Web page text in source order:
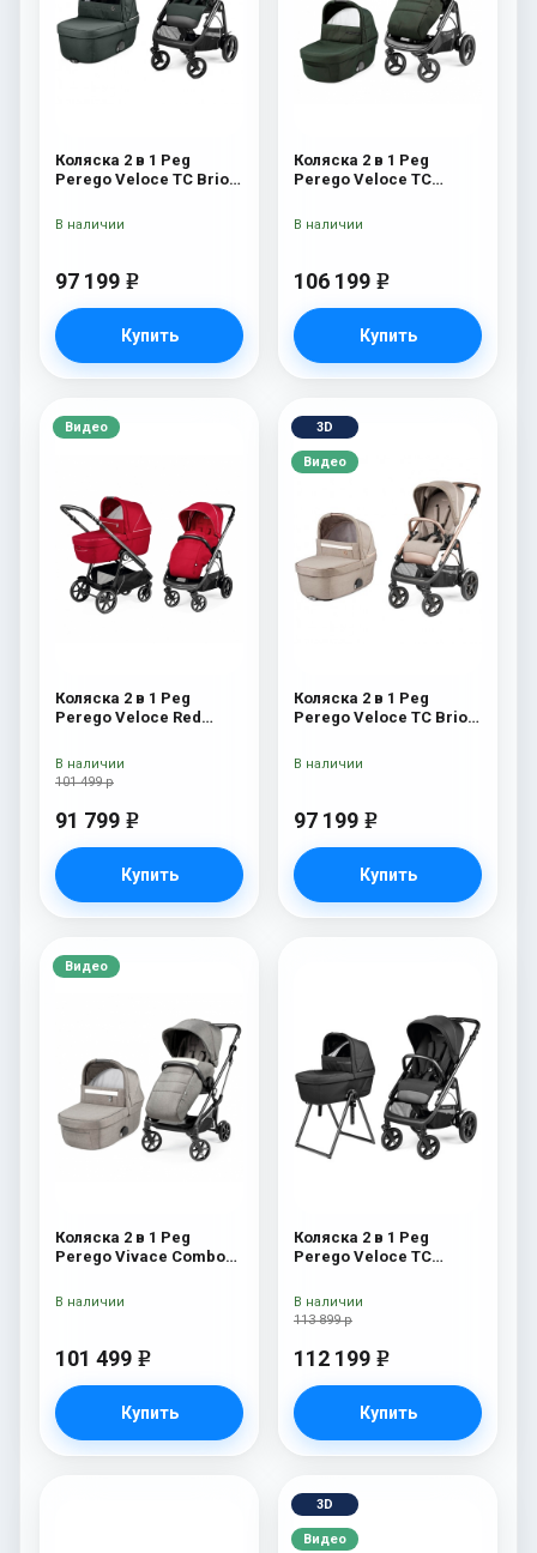
Коляска 2 в 1 Peg
Perego Veloce TC Brio
97 199 e
Купить
В наличии
Коляска 2 в 1 Peg
Perego Veloce TC
106 199 e
Купить
В наличии
Видео
Коляска 2 в 1 Peg
Perego Veloce Red
101 499 р
91 799 e
Купить
В наличии
3D
Видео
Коляска 2 в 1 Peg
Perego Veloce TC Brio
97 199 e
Купить
В наличии
Видео
Коляска 2 в 1 Peg
Perego Vivace Combo
101 499 e
Купить
В наличии
Коляска 2 в 1 Peg
Perego Veloce TC
New
113 899 р
112 199 e
Купить
В наличии
3D
Видео